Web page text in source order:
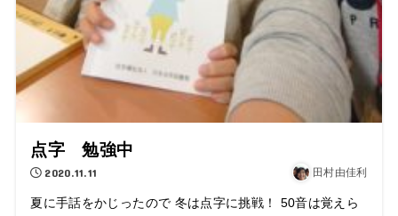
点字 勉強中
2020.11.11 田村由佳利
夏に手話をかじったので 冬は点字に挑戦！ 50音は覚えら